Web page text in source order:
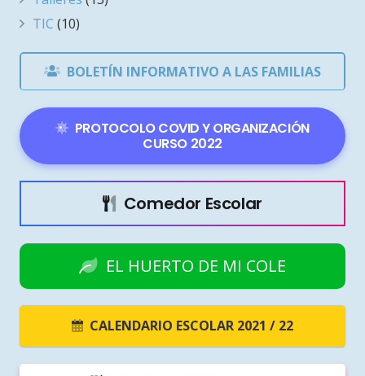
TIC (10)
BOLETÍN INFORMATIVO A LAS FAMILIAS
PROTOCOLO COVID Y ORGANIZACIÓN
CURSO 2022
Comedor Escolar
EL HUERTO DE MI COLE
CALENDARIO ESCOLAR 2021 / 22